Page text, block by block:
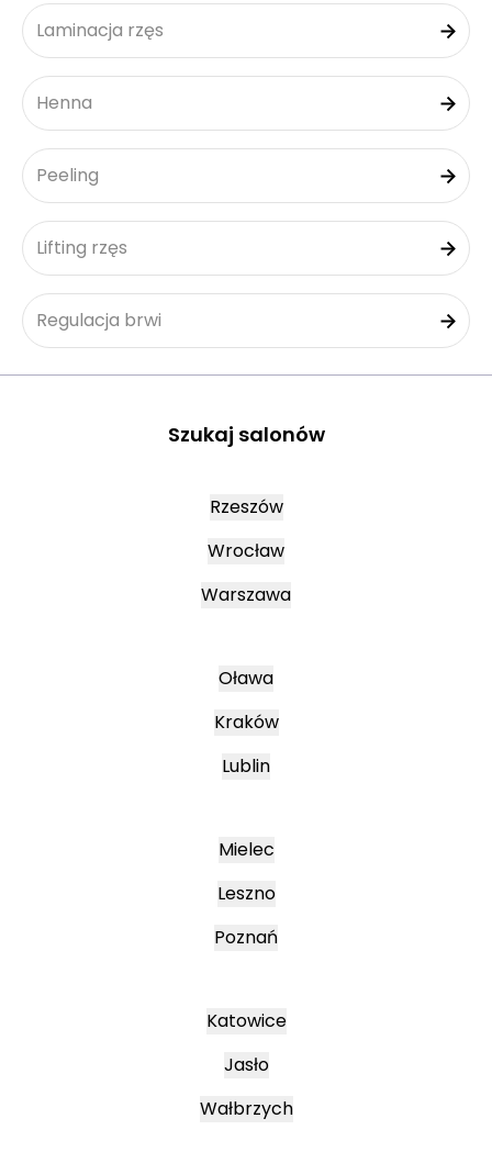
Laminacja rzęs
Henna
Peeling
Lifting rzęs
Regulacja brwi
Szukaj salonów
Rzeszów
Wrocław
Warszawa
Oława
Kraków
Lublin
Mielec
Leszno
Poznań
Katowice
Jasło
Wałbrzych